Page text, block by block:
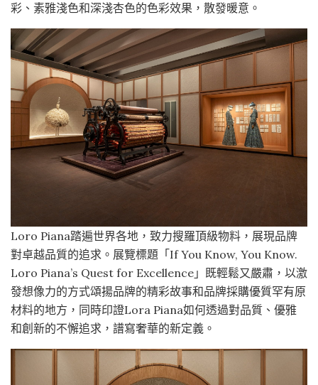
彩、素雅淺色和深淺杏色的色彩效果，散發暖意。
Loro Piana踏遍世界各地，致力搜羅頂級物料，展現品牌
對卓越品質的追求。展覽標題「If You Know, You Know.
Loro Piana’s Quest for Excellence」既輕鬆又嚴肅，以激
發想像力的方式頌揚品牌的精彩故事和品牌採購優質罕有原
材料的地方，同時印證Lora Piana如何透過對品質、優雅
和創新的不懈追求，譜寫奢華的新定義。